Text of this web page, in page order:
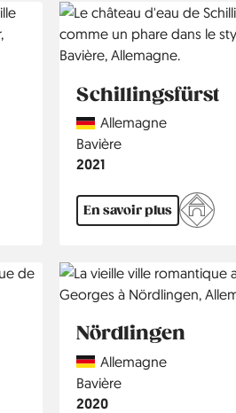
Schillingsfürst
CountryAllemagne
Région
Bavière
Année
2021
En savoir plus
Nördlingen
CountryAllemagne
Région
Bavière
Année
2020